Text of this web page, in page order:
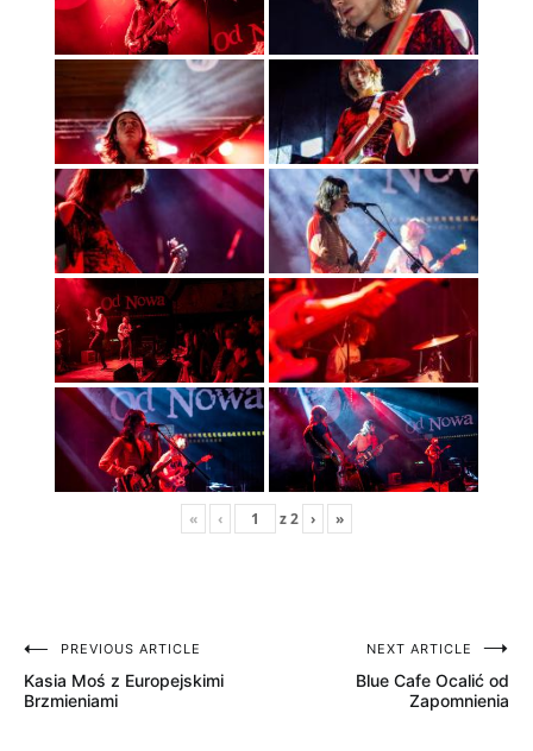
« ‹ z2 › »
Nawigacja
wpisu
PREVIOUS ARTICLE
Kasia Moś z Europejskimi
Brzmieniami
NEXT ARTICLE
Blue Cafe Ocalić od
Zapomnienia